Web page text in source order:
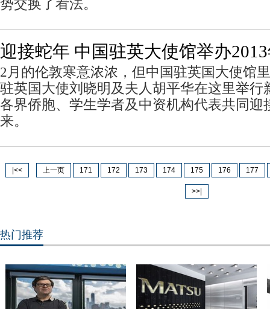
势交换了看法。
迎接蛇年 中国驻英大使馆举办
2月的伦敦寒意浓浓，但中国驻英国大使馆
驻英国大使刘晓明及夫人胡平华在这里举行
各界侨胞、学生学者及中资机构代表共同迎
来。
|<< 上一页 171 172 173 174 175 176 177
>>|